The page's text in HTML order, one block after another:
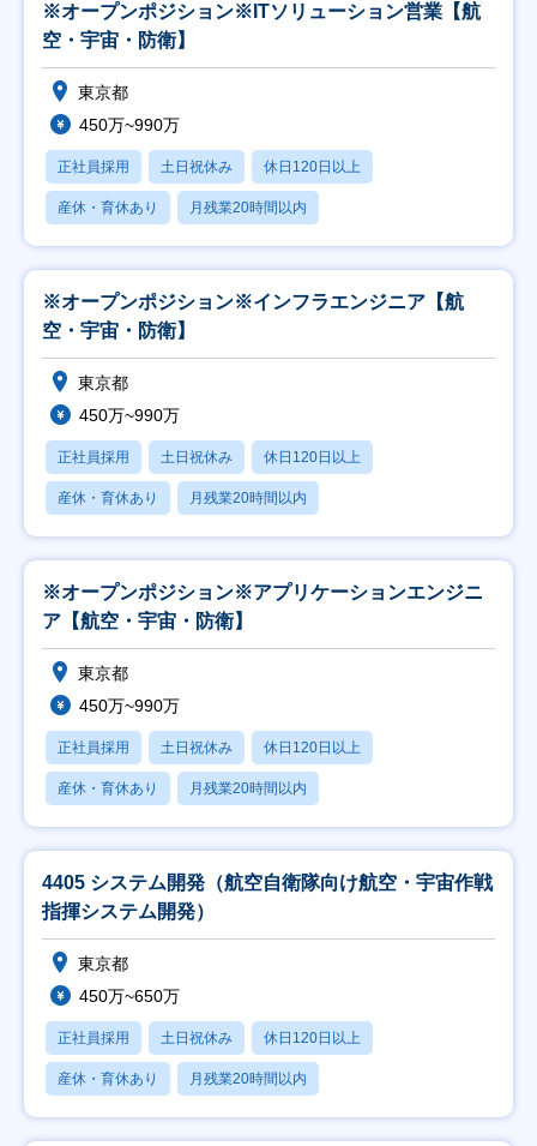
※オープンポジション※ITソリューション営業【航
空・宇宙・防衛】
東京都
450万~990万
正社員採用 土日祝休み 休日120日以上
産休・育休あり 月残業20時間以内
※オープンポジション※インフラエンジニア【航
空・宇宙・防衛】
東京都
450万~990万
正社員採用 土日祝休み 休日120日以上
産休・育休あり 月残業20時間以内
※オープンポジション※アプリケーションエンジニ
ア【航空・宇宙・防衛】
東京都
450万~990万
正社員採用 土日祝休み 休日120日以上
産休・育休あり 月残業20時間以内
4405 システム開発（航空自衛隊向け航空・宇宙作戦
指揮システム開発）
東京都
450万~650万
正社員採用 土日祝休み 休日120日以上
産休・育休あり 月残業20時間以内